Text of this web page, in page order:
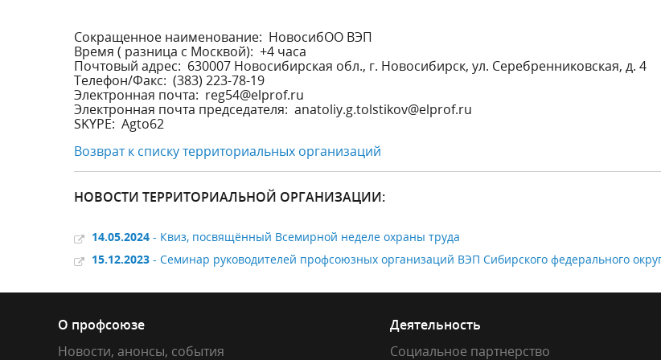
Сокращенное наименование: НовосибОО ВЭП
Время ( разница с Москвой): +4 часа
Почтовый адрес: 630007 Новосибирская обл., г. Новосибирск, ул. Серебренниковская, д. 4
Телефон/Факс: (383) 223-78-19
Электронная почта: reg54@elprof.ru
Электронная почта председателя: anatoliy.g.tolstikov@elprof.ru
SKYPE: Agto62
Возврат к списку территориальных организаций
НОВОСТИ ТЕРРИТОРИАЛЬНОЙ ОРГАНИЗАЦИИ:
14.05.2024 - Квиз, посвящённый Всемирной неделе охраны труда
15.12.2023 - Семинар руководителей профсоюзных организаций ВЭП Сибирского федерального
О профсоюзе
Новости, анонсы, события
Деятельность
Социальное партнерство